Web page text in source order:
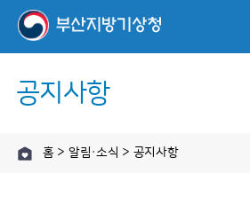
공지사항
홈 > 알림·소식 > 공지사항